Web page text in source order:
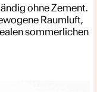
ohne Zement.
Raumluft,
sommerlichen